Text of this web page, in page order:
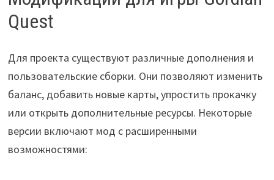
Quest
Для проекта существуют различные дополнения и
пользовательские сборки. Они позволяют изменить
баланс, добавить новые карты, упростить прокачку
или открыть дополнительные ресурсы. Некоторые
версии включают мод с расширенными
возможностями: